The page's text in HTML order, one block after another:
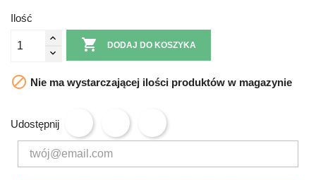
Ilość
 DODAJ DO KOSZYKA
 Nie ma wystarczającej ilości produktów w magazynie
Udostępnij